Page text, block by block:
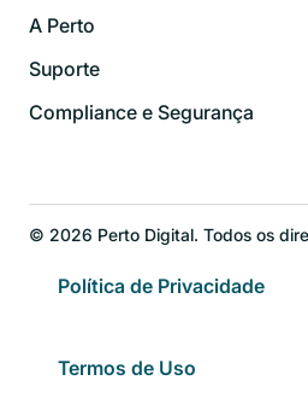
A Perto
Suporte
Compliance e Segurança
© 2026 Perto Digital. Todos os
Política de Privacidade
Termos de Uso